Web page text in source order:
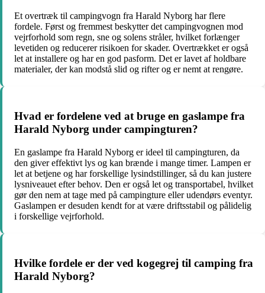
Et overtræk til campingvogn fra Harald Nyborg har flere
fordele. Først og fremmest beskytter det campingvognen mod
vejrforhold som regn, sne og solens stråler, hvilket forlænger
levetiden og reducerer risikoen for skader. Overtrækket er også
let at installere og har en god pasform. Det er lavet af holdbare
materialer, der kan modstå slid og rifter og er nemt at rengøre.
Hvad er fordelene ved at bruge en gaslampe fra
Harald Nyborg under campingturen?
En gaslampe fra Harald Nyborg er ideel til campingturen, da
den giver effektivt lys og kan brænde i mange timer. Lampen er
let at betjene og har forskellige lysindstillinger, så du kan justere
lysniveauet efter behov. Den er også let og transportabel, hvilket
gør den nem at tage med på campingture eller udendørs eventyr.
Gaslampen er desuden kendt for at være driftsstabil og pålidelig
i forskellige vejrforhold.
Hvilke fordele er der ved kogegrej til camping fra
Harald Nyborg?